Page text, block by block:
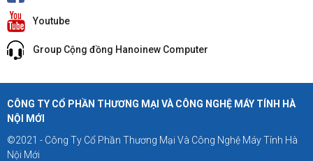
Youtube
Group Cộng đồng Hanoinew Computer
CÔNG TY CỔ PHẦN THƯƠNG MẠI VÀ CÔNG NGHỆ MÁY TÍNH HÀ
NỘI MỚI
©2021 - Công Ty Cổ Phần Thương Mại Và Công Nghệ Máy Tính Hà
Nội Mới